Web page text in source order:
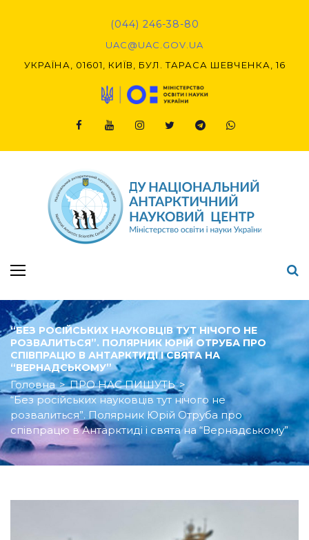
(044) 246-38-80
UAC@UAC.GOV.UA​​
УКРАЇНА, 01601, КИЇВ, БУЛ. ТАРАСА ШЕВЧЕНКА, 16
“БЕЗ РОСІЙСЬКИХ НАУКОВЦІВ ТУТ НІЧОГО НЕ
РОЗВАЛИТЬСЯ”. ПОЛЯРНИК ЮРІЙ ОТРУБА ПРО
СПІВПРАЦЮ В АНТАРКТИДІ І СВЯТА НА
“ВЕРНАДСЬКОМУ”
Головна > ПРО НАС ПИШУТЬ >
“Без російських науковців тут нічого не
розвалиться”. Полярник Юрій Отруба про
співпрацю в Антарктиді і свята на “Вернадському”